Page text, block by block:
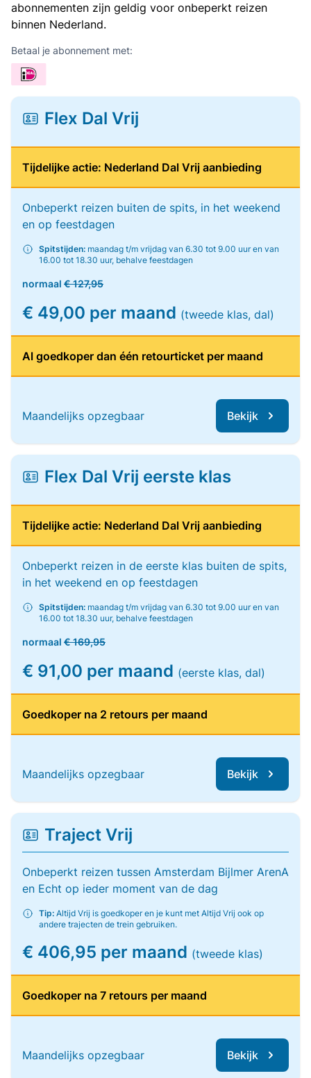
abonnementen zijn geldig voor onbeperkt reizen
binnen Nederland.
Betaal je abonnement met:
Flex Dal Vrij
Tijdelijke actie: Nederland Dal Vrij aanbieding
Onbeperkt reizen buiten de spits, in het weekend
en op feestdagen
Spitstijden: maandag t/m vrijdag van 6.30 tot 9.00 uur en van
16.00 tot 18.30 uur, behalve feestdagen
normaal € 127,95
€ 49,00 per maand (tweede klas, dal)
Al goedkoper dan één retourticket per maand
Maandelijks opzegbaar Bekijk
Flex Dal Vrij eerste klas
Tijdelijke actie: Nederland Dal Vrij aanbieding
Onbeperkt reizen in de eerste klas buiten de spits,
in het weekend en op feestdagen
Spitstijden: maandag t/m vrijdag van 6.30 tot 9.00 uur en van
16.00 tot 18.30 uur, behalve feestdagen
normaal € 169,95
€ 91,00 per maand (eerste klas, dal)
Goedkoper na 2 retours per maand
Maandelijks opzegbaar Bekijk
Traject Vrij
Onbeperkt reizen tussen Amsterdam Bijlmer ArenA
en Echt op ieder moment van de dag
Tip: Altijd Vrij is goedkoper en je kunt met Altijd Vrij ook op
andere trajecten de trein gebruiken.
€ 406,95 per maand (tweede klas)
Goedkoper na 7 retours per maand
Maandelijks opzegbaar Bekijk